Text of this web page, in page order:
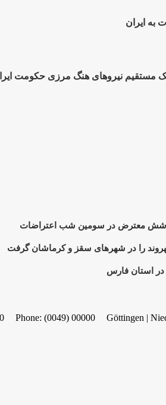
بە ایران
مستقیم نیروهای هنگ مرزی حکومت
معترض در سومین شب اعتراضات
را در شهرهای سقز و کرماشان گرفت
در استان فارس
Göttingen |
Phone: (0049) 00000